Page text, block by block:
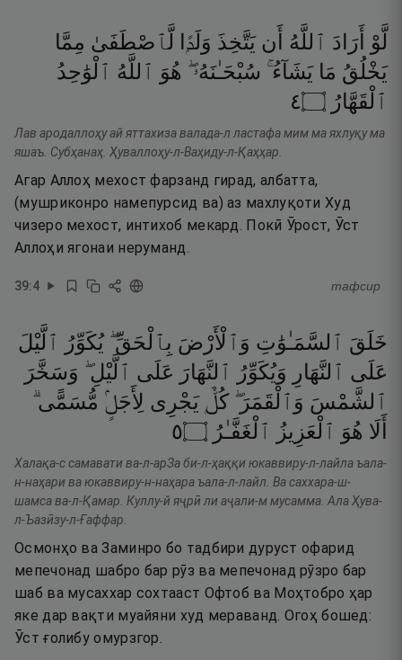
لَّوْ أَرَادَ ٱللَّهُ أَن يَتَّخِذَ وَلَدًۭا لَّٱصْطَفَىٰ مِمَّا
يَخْلُقُ مَا يَشَآءُ ۚ سُبْحَـٰنَهُۥ ۖ هُوَ ٱللَّهُ ٱلْوَٰحِدُ
ٱلْقَهَّارُ ۝٤
Лав ародаллоҳу ай яттахиза валада-л ластафа мим ма яхлуқу ма
яшаъ. Субҳанаҳ. Ҳуваллоҳу-л-Ваҳиду-л-Қаҳҳар.
Агар Аллоҳ мехост фарзанд гирад, албатта,
(мушриконро намепурсид ва) аз махлуқоти Худ
чизеро мехост, интихоб мекард. Покӣ Ӯрост, Ӯст
Аллоҳи ягонаи неруманд.
39:4 тафсир
خَلَقَ ٱلسَّمَـٰوَٰتِ وَٱلْأَرْضَ بِٱلْحَقِّ ۖ يُكَوِّرُ ٱلَّيْلَ
عَلَى ٱلنَّهَارِ وَيُكَوِّرُ ٱلنَّهَارَ عَلَى ٱلَّيْلِ ۖ وَسَخَّرَ
ٱلشَّمْسَ وَٱلْقَمَرَ ۖ كُلٌّۭ يَجْرِى لِأَجَلٍۢ مُّسَمًّى ۗ
أَلَا هُوَ ٱلْعَزِيزُ ٱلْغَفَّـٰرُ ۝٥
Халақа-с самавати ва-л-арЗа би-л-ҳаққи юкаввиру-л-лайла ъала-
н-наҳари ва юкаввиру-н-наҳара ъала-л-лайл. Ва саххара-ш-
шамса ва-л-Қамар. Куллу-й яҷрӣ ли аҷали-м мусамма. Ала Ҳува-
л-Ъазӣзу-л-Ғаффар.
Осмонҳо ва Заминро бо тадбири дуруст офарид
мепечонад шабро бар рӯз ва мепечонад рӯзро бар
шаб ва мусаххар сохтааст Офтоб ва Моҳтобро ҳар
яке дар вақти муайяни худ мераванд. Огоҳ бошед:
Ӯст ғолибу омурзгор.